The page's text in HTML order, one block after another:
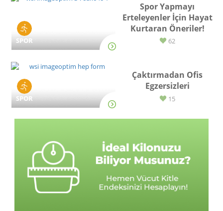
SPOR
Spor Yapmayı
Erteleyenler İçin Hayat
Kurtaran Öneriler!
62
SPOR
Çaktırmadan Ofis
Egzersizleri
15